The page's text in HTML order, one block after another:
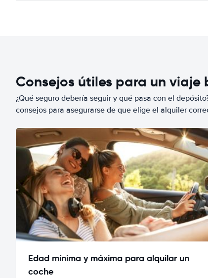
Consejos útiles para un
¿Qué seguro debería seguir y qué pasa con el
consejos para asegurarse de que elige el alquiler
Edad mínima y máxima para alquilar un
coche